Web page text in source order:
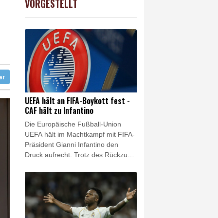
in Leipzig
gebrochen
Benchetrit bekannt
-0.28%
VORGESTELLT
UEFA hält an FIFA-Boykott fest -
CAF hält zu Infantino
Die Europäische Fußball-Union
UEFA hält im Machtkampf mit FIFA-
Präsident Gianni Infantino den
Druck aufrecht. Trotz des Rückzugs
gegenüber externen Investoren hält
die UEFA an ihrem Boykott der
Wettbewerbe des Weltverbandes
fest. Das geht aus einer UEFA-
Erklärung auf SID-Anfrage vom